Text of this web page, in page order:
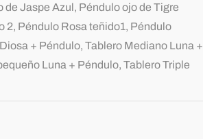
Jaspe Azul, Péndulo ojo de Tigre
2, Péndulo Rosa teñido1, Péndulo
+ Péndulo, Tablero Mediano Luna +
Luna + Péndulo, Tablero Triple